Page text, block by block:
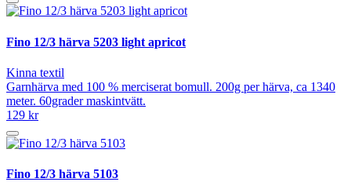
Fino 12/3 härva 5203 light apricot
Kinna textil
Garnhärva med 100 % merciserat bomull. 200g per härva, ca 1340
meter. 60grader maskintvätt.
129 kr
Fino 12/3 härva 5103